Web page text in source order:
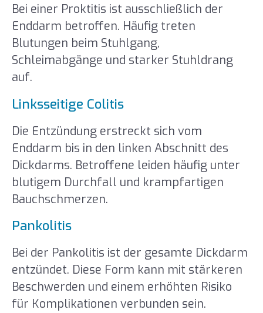
Bei einer Proktitis ist ausschließlich der
Enddarm betroffen. Häufig treten
Blutungen beim Stuhlgang,
Schleimabgänge und starker Stuhldrang
auf.
Linksseitige Colitis
Die Entzündung erstreckt sich vom
Enddarm bis in den linken Abschnitt des
Dickdarms. Betroffene leiden häufig unter
blutigem Durchfall und krampfartigen
Bauchschmerzen.
Pankolitis
Bei der Pankolitis ist der gesamte Dickdarm
entzündet. Diese Form kann mit stärkeren
Beschwerden und einem erhöhten Risiko
für Komplikationen verbunden sein.